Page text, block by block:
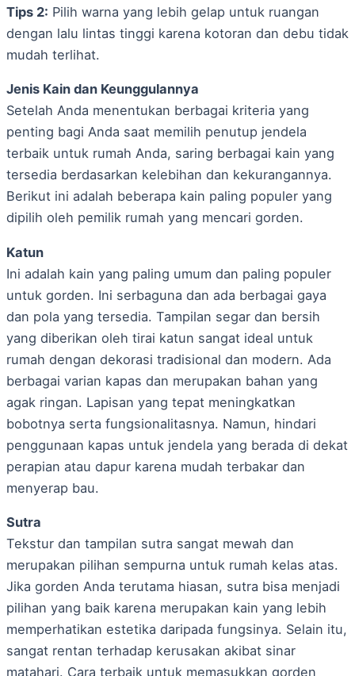
Tips 2: Pilih warna yang lebih gelap untuk ruangan
dengan lalu lintas tinggi karena kotoran dan debu tidak
mudah terlihat.
Jenis Kain dan Keunggulannya
Setelah Anda menentukan berbagai kriteria yang
penting bagi Anda saat memilih penutup jendela
terbaik untuk rumah Anda, saring berbagai kain yang
tersedia berdasarkan kelebihan dan kekurangannya.
Berikut ini adalah beberapa kain paling populer yang
dipilih oleh pemilik rumah yang mencari gorden.
Katun
Ini adalah kain yang paling umum dan paling populer
untuk gorden. Ini serbaguna dan ada berbagai gaya
dan pola yang tersedia. Tampilan segar dan bersih
yang diberikan oleh tirai katun sangat ideal untuk
rumah dengan dekorasi tradisional dan modern. Ada
berbagai varian kapas dan merupakan bahan yang
agak ringan. Lapisan yang tepat meningkatkan
bobotnya serta fungsionalitasnya. Namun, hindari
penggunaan kapas untuk jendela yang berada di dekat
perapian atau dapur karena mudah terbakar dan
menyerap bau.
Sutra
Tekstur dan tampilan sutra sangat mewah dan
merupakan pilihan sempurna untuk rumah kelas atas.
Jika gorden Anda terutama hiasan, sutra bisa menjadi
pilihan yang baik karena merupakan kain yang lebih
memperhatikan estetika daripada fungsinya. Selain itu,
sangat rentan terhadap kerusakan akibat sinar
matahari. Cara terbaik untuk memasukkan gorden